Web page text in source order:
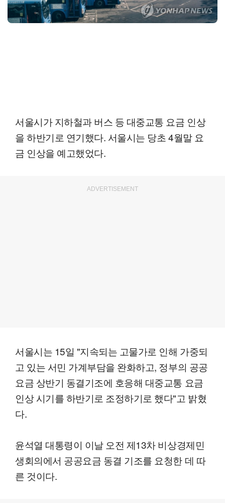
서울시가 지하철과 버스 등 대중교통 요금 인상
을 하반기로 연기했다. 서울시는 당초 4월말 요
금 인상을 예고했었다.
ADVERTISEMENT
서울시는 15일 "지속되는 고물가로 인해 가중되
고 있는 서민 가계부담을 완화하고, 정부의 공공
요금 상반기 동결기조에 호응해 대중교통 요금
인상 시기를 하반기로 조정하기로 했다"고 밝혔
다.
윤석열 대통령이 이날 오전 제13차 비상경제민
생회의에서 공공요금 동결 기조를 요청한 데 따
른 것이다.